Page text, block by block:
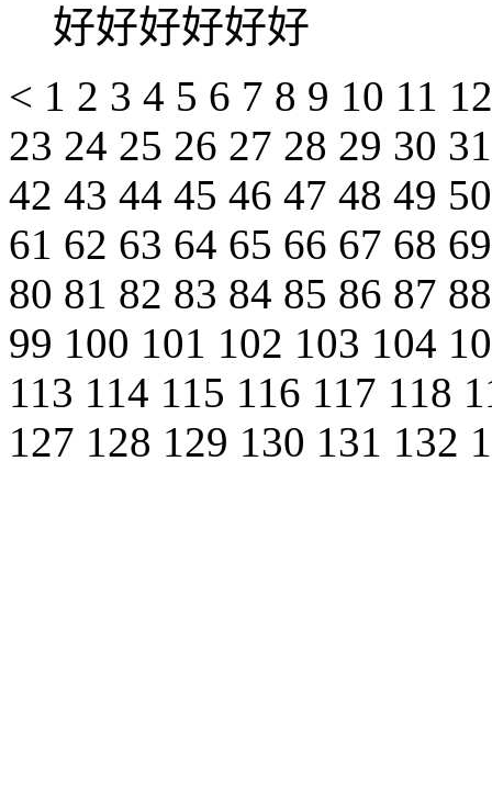
好好好好好好
< 1 2 3 4 5 6 7 8 9 10 11
23 24 25 26 27 28 29 30
42 43 44 45 46 47 48 49
61 62 63 64 65 66 67 68
80 81 82 83 84 85 86 87
99 100 101 102 103 104
113 114 115 116 117 118
127 128 129 130 131 132